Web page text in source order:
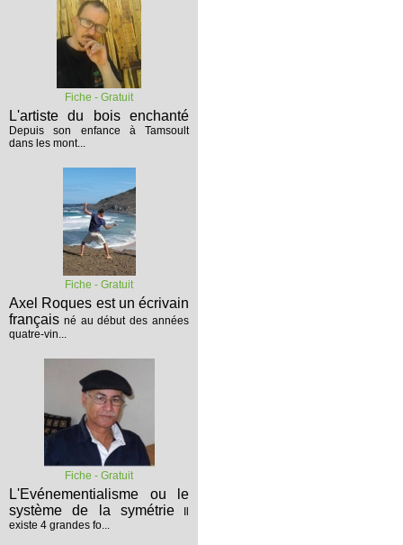
Fiche - Gratuit
L'artiste du bois enchanté
Depuis son enfance à Tamsoult
dans les mont...
Fiche - Gratuit
Axel Roques est un écrivain
français né au début des années
quatre-vin...
Fiche - Gratuit
L'Evénementialisme ou le
système de la symétrie
existe 4 grandes fo...